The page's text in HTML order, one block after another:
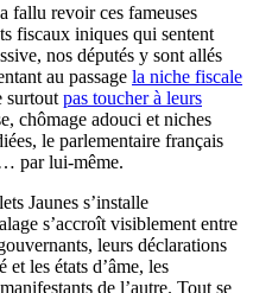
fallu revoir ces fameuses
fiscaux iniques qui sentent
nos députés y sont allés
au passage la niche fiscale
surtout pas toucher à leurs
chômage adouci et niches
le parlementaire français
… par lui-même.
Jaunes s’installe
s’accroît visiblement entre
leurs déclarations
les états d’âme, les
de l’autre. Tout se